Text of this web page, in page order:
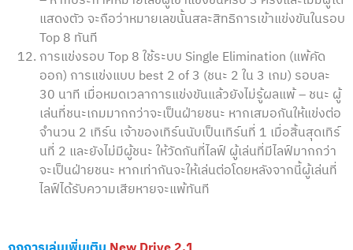
แสดงตัว จะถือว่าหมายเลขนั้นสละสิทธิการเข้าแข่งขันในรอบ
Top 8 ทันที
การแข่งรอบ Top 8 ใช้ระบบ Single Elimination (แพ้คัด
ออก) การแข่งแบบ best 2 of 3 (ชนะ 2 ใน 3 เกม) รอบละ
30 นาที เมื่อหมดเวลาการแข่งขันแล้วยังไม่รู้ผลแพ้ – ชนะ ผู้
เล่นที่ชนะเกมมากกว่าจะเป็นฝ่ายชนะ หากเสมอกันให้แข่งต่อ
จำนวน 2 เทิร์น เจ้าของเทิร์นนับเป็นเทิร์นที่ 1 เมื่อสิ้นสุดเทิร์
นที่ 2 และยังไม่มีผู้ชนะ ให้วัดกันที่ไลฟ์ ผู้เล่นที่มีไลฟ์มากกว่า
จะเป็นฝ่ายชนะ หากเท่ากันจะให้เล่นต่อโดยหลังจากนี้ผู้เล่นที่
ไลฟ์ได้รับความเสียหายจะแพ้ทันที